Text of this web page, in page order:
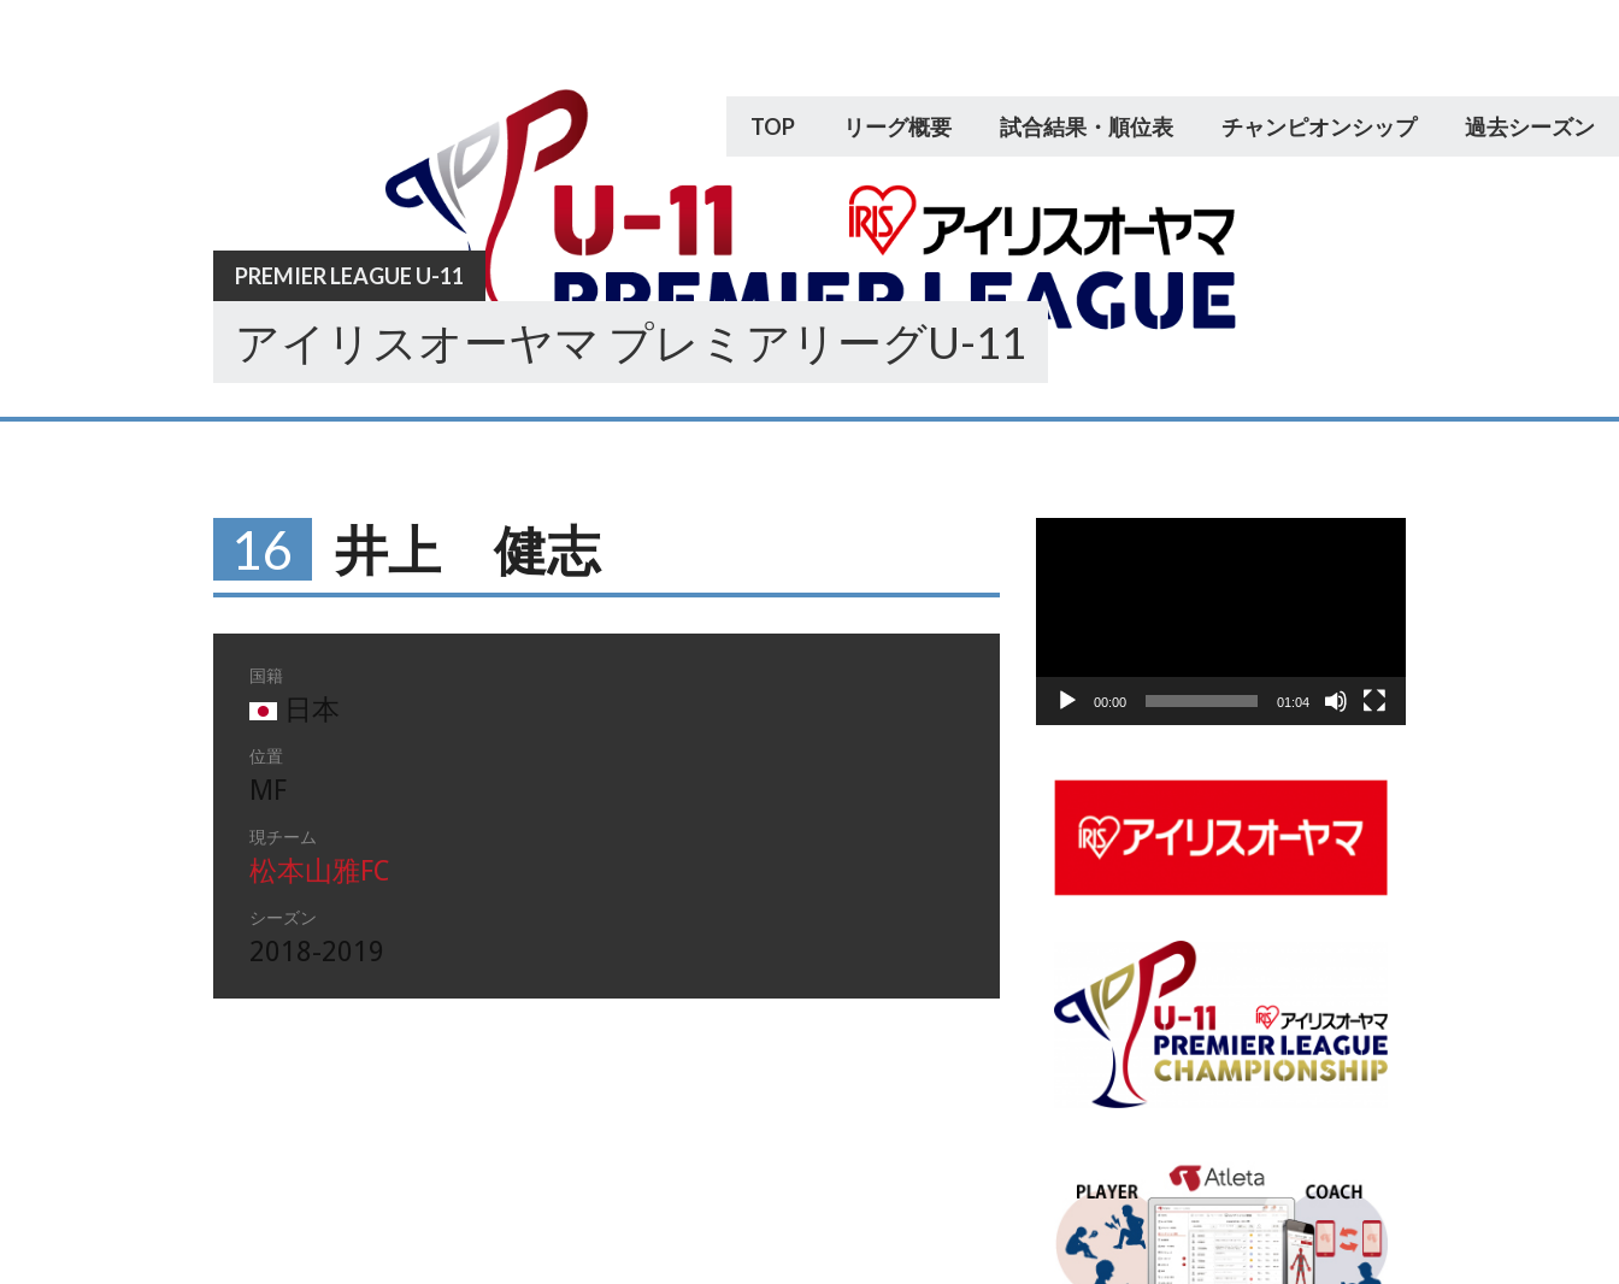
TOP リーグ概要 試合結果・順位表 チャンピオンシップ 過去シーズン
PREMIER LEAGUE U-11
アイリスオーヤマ プレミアリーグU-11
16 井上 健志
国籍
日本
位置
MF
現チーム
松本山雅FC
シーズン
2018-2019
ヤ
00:00 01:04